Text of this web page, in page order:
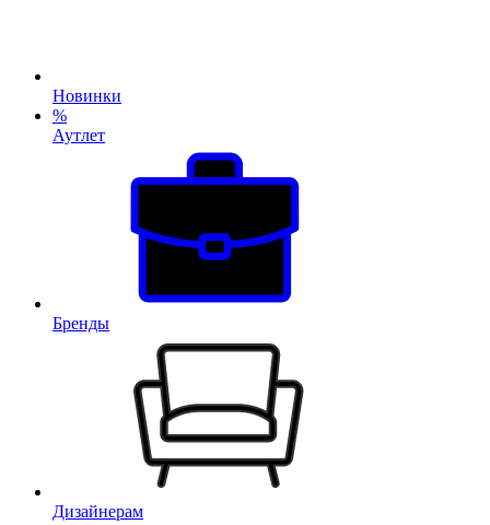
Новинки
%
Аутлет
Бренды
Дизайнерам